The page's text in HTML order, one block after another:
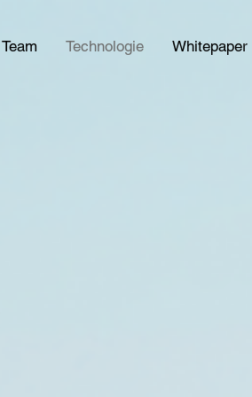
Team Technologie Whitepaper